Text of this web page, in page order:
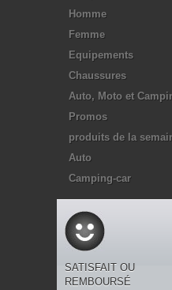
Homme
Femme
Equipements
Chaussures
Auto, Moto et
Promos
produits de la
Auto
Camping-car
SATISFAIT OU
REMBOURSÉ